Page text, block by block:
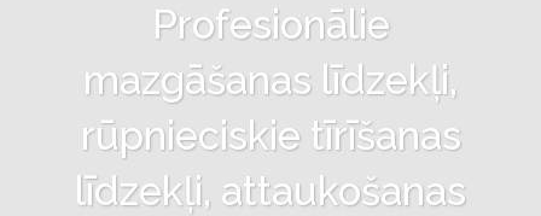
Profesionālie
mazgāšanas līdzekļi,
rūpnieciskie tīrīšanas
līdzekļi, attaukošanas